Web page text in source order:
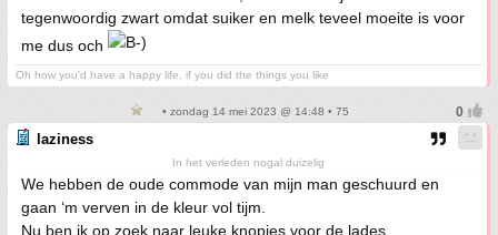
tegenwoordig zwart omdat suiker en melk teveel moeite is voor
me dus och
Oh how you'd have a happy life, if you did the things you like
• zondag 14 mei 2023 @ 14:48 • 75
laziness
In het verleden nogal duizelig
We hebben de oude commode van mijn man geschuurd en
gaan ‘m verven in de kleur vol tijm.
Nu ben ik op zoek naar leuke knopjes voor de lades.